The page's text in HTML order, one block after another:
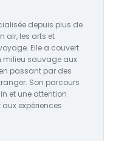
depuis plus de
air, les arts et
Elle a couvert
milieu sauvage aux
passant par des
Son parcours
et une attention
expériences